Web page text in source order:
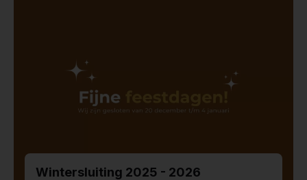
Wintersluiting 2025 - 2026